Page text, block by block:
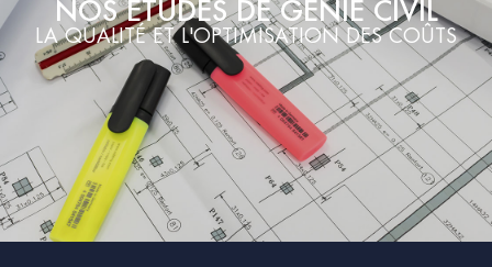
NOS ÉTUDES DE GÉNIE CIVIL
LA QUALITÉ ET L'OPTIMISATION DES COÛTS